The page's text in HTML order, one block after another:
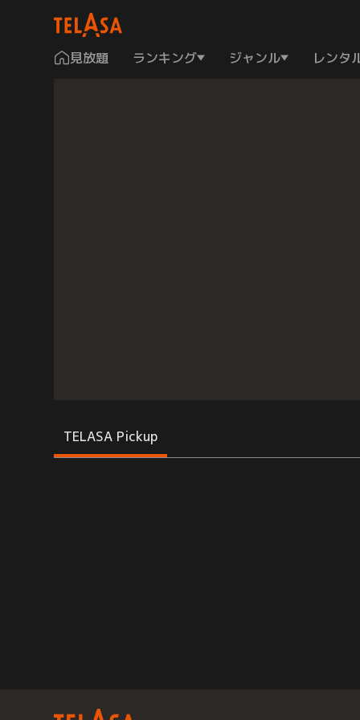
見放題 ランキング ジャンル レンタ
TELASA Pickup